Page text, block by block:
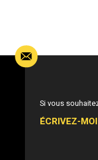
Si vous
ÉCRIVEZ-